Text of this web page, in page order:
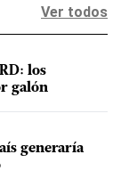
Ver todos
los
galón
generaría